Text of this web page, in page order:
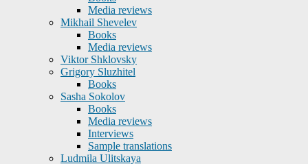
Media reviews
Mikhail Shevelev
Books
Media reviews
Viktor Shklovsky
Grigory Sluzhitel
Books
Sasha Sokolov
Books
Media reviews
Interviews
Sample translations
Ludmila Ulitskaya